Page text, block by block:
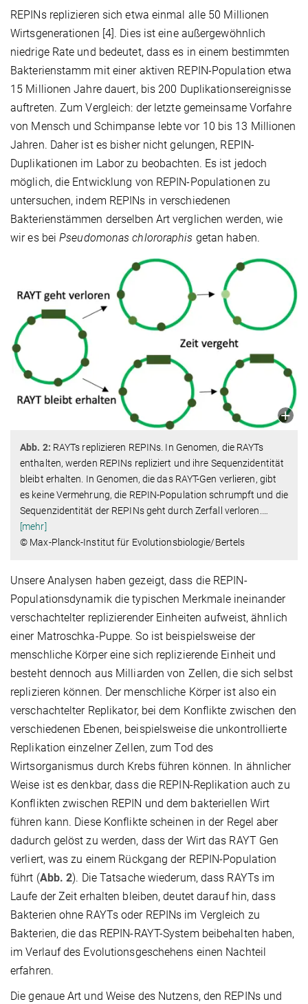
REPINs replizieren sich etwa einmal alle 50 Millionen
Wirtsgenerationen [4]. Dies ist eine außergewöhnlich
niedrige Rate und bedeutet, dass es in einem bestimmten
Bakterienstamm mit einer aktiven REPIN-Population etwa
15 Millionen Jahre dauert, bis 200 Duplikationsereignisse
auftreten. Zum Vergleich: der letzte gemeinsame Vorfahre
von Mensch und Schimpanse lebte vor 10 bis 13 Millionen
Jahren. Daher ist es bisher nicht gelungen, REPIN-
Duplikationen im Labor zu beobachten. Es ist jedoch
möglich, die Entwicklung von REPIN-Populationen zu
untersuchen, indem REPINs in verschiedenen
Bakterienstämmen derselben Art verglichen werden, wie
wir es beiPseudomonas chlororaphis getan haben.
Abb. 2: RAYTs replizieren REPINs. In Genomen, die RAYTs
enthalten, werden REPINs repliziert und ihre Sequenzidentität
bleibt erhalten. In Genomen, die das RAYT-Gen verlieren, gibt
es keine Vermehrung, die REPIN-Population schrumpft und die
Sequenzidentität der REPINs geht durch Zerfall verloren.
[mehr]
© Max-Planck-Institut für Evolutionsbiologie/Bertels
Unsere Analysen haben gezeigt, dass die REPIN-
Populationsdynamik die typischen Merkmale ineinander
verschachtelter replizierender Einheiten aufweist, ähnlich
einer Matroschka-Puppe. So ist beispielsweise der
menschliche Körper eine sich replizierende Einheit und
besteht dennoch aus Milliarden von Zellen, die sich selbst
replizieren können. Der menschliche Körper ist also ein
verschachtelter Replikator, bei dem Konflikte zwischen den
verschiedenen Ebenen, beispielsweise die unkontrollierte
Replikation einzelner Zellen, zum Tod des
Wirtsorganismus durch Krebs führen können. In ähnlicher
Weise ist es denkbar, dass die REPIN-Replikation auch zu
Konflikten zwischen REPIN und dem bakteriellen Wirt
führen kann. Diese Konflikte scheinen in der Regel aber
dadurch gelöst zu werden, dass der Wirt das RAYT Gen
verliert, was zu einem Rückgang der REPIN-Population
führt (Abb. 2). Die Tatsache wiederum, dass RAYTs im
Laufe der Zeit erhalten bleiben, deutet darauf hin, dass
Bakterien ohne RAYTs oder REPINs im Vergleich zu
Bakterien, die das REPIN-RAYT-System beibehalten haben,
im Verlauf des Evolutionsgeschehens einen Nachteil
erfahren.
Die genaue Art und Weise des Nutzens, den REPINs und